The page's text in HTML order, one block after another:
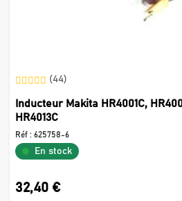
(44)
Inducteur Makita HR4001C,
HR4013C
Réf : 625758-6
En stock
32,40 €